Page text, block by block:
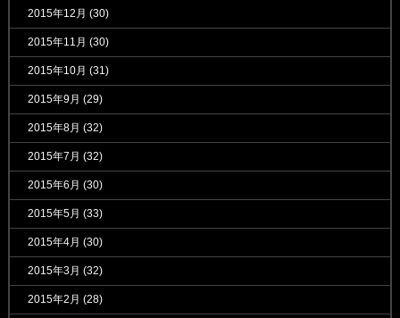
2015年12月 (30)
2015年11月 (30)
2015年10月 (31)
2015年9月 (29)
2015年8月 (32)
2015年7月 (32)
2015年6月 (30)
2015年5月 (33)
2015年4月 (30)
2015年3月 (32)
2015年2月 (28)